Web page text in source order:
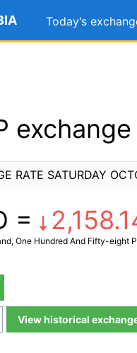
Today's
RATE SATURDAY
=
One Hundred And Fifty-eight
View historical